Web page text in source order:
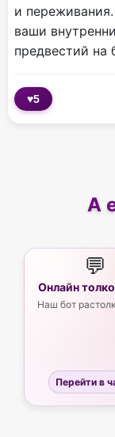
и
ваши
предвестий
♥5
А
💬
Онлайн
Наш бот
Перейти в